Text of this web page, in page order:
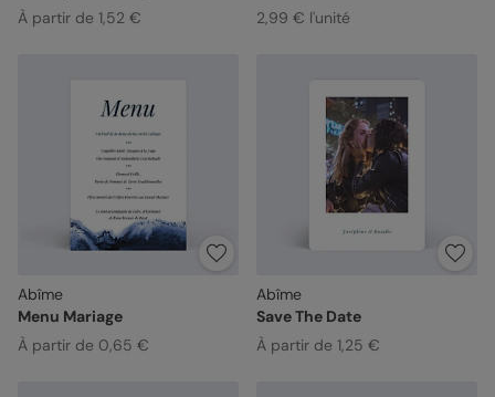
À partir de 1,52 €
2,99 € l'unité
Abîme
Menu Mariage
À partir de 0,65 €
Abîme
Save The Date
À partir de 1,25 €